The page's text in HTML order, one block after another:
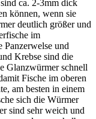
ca. 2-3mm dick
können, wenn sie
deutlich größer und
im
Panzerwelse und
Krebse sind die
Glanzwürmer schnell
Fische im oberen
am besten in einem
sich die Würmer
sind sehr weich und